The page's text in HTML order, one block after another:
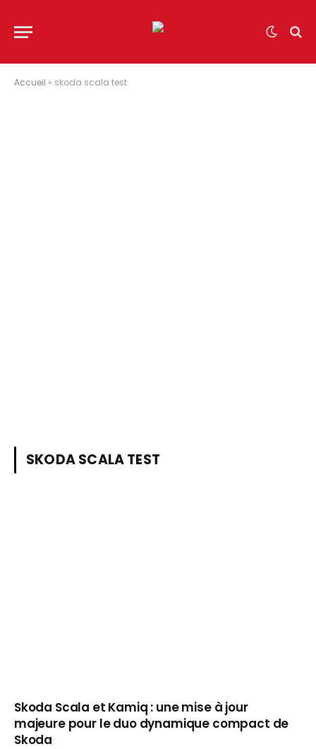
Accueil » skoda scala test
SKODA SCALA TEST
Skoda Scala et Kamiq : une mise à jour
majeure pour le duo dynamique compact de
Skoda